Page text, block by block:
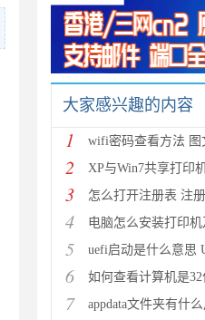
大家感兴趣的内容
1 wifi密码查看方法 图文教
2 XP与Win7共享打印机的
3 怎么打开注册表 注册表编
4 电脑怎么安装打印机
5 uefi启动是什么意思 UEFI启
6 如何查看计算机是32位
7 appdata文件夹有什么用途？